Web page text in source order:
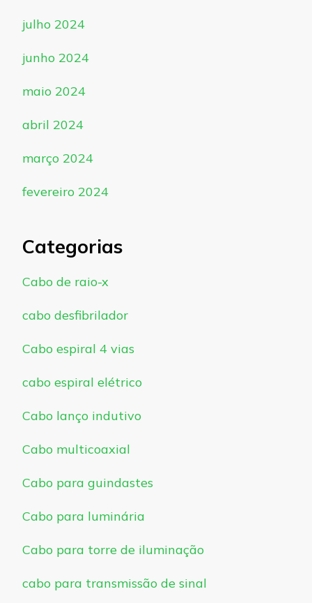
julho 2024
junho 2024
maio 2024
abril 2024
março 2024
fevereiro 2024
Categorias
Cabo de raio-x
cabo desfibrilador
Cabo espiral 4 vias
cabo espiral elétrico
Cabo lanço indutivo
Cabo multicoaxial
Cabo para guindastes
Cabo para luminária
Cabo para torre de iluminação
cabo para transmissão de sinal